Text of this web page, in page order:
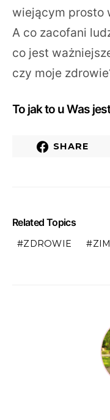
wiejącym prosto
A co zacofani
co jest
czy moje
To jak to u Was
SHARE
Related Topics
ZDROWIE